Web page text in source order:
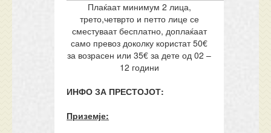
Плаќаат минимум 2 лица,
трето,четврто и петто лице се
сместуваат бесплатно, доплаќаат
само превоз доколку користат 50€
за возрасен или 35€ за дете од 02 –
12 години
ИНФО ЗА ПРЕСТОЈОТ:
Приземје: